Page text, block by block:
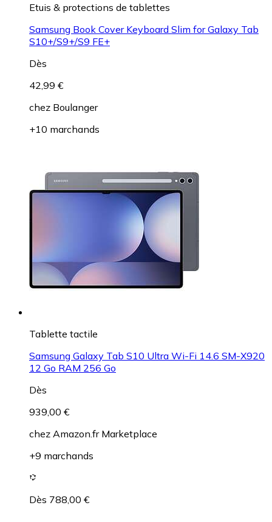
Etuis & protections de tablettes
Samsung Book Cover Keyboard Slim for Galaxy Tab
S10+/S9+/S9 FE+
Dès
42,99 €
chez Boulanger
+10 marchands
Tablette tactile
Samsung Galaxy Tab S10 Ultra Wi-Fi 14.6 SM-X920
12 Go RAM 256 Go
Dès
939,00 €
chez Amazon.fr Marketplace
+9 marchands
Dès 788,00 €